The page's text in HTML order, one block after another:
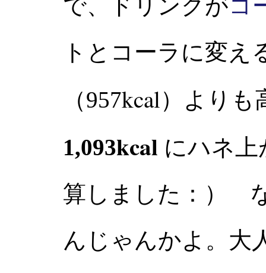
で、ドリンクがコ
トとコーラに変え
（957kcal）よりも
1,093kcal にハネ
算しました：）
んじゃんかよ。大